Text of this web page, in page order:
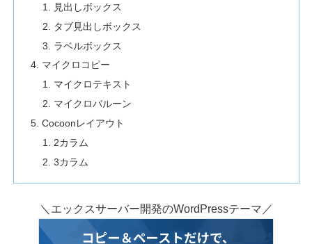
見出しボックス
タブ見出しボックス
ラベルボックス
マイクロコピー
マイクロテキスト
マイクロバルーン
Cocoonレイアウト
2カラム
3カラム
＼エックスサーバー開発のWordPressテーマ／